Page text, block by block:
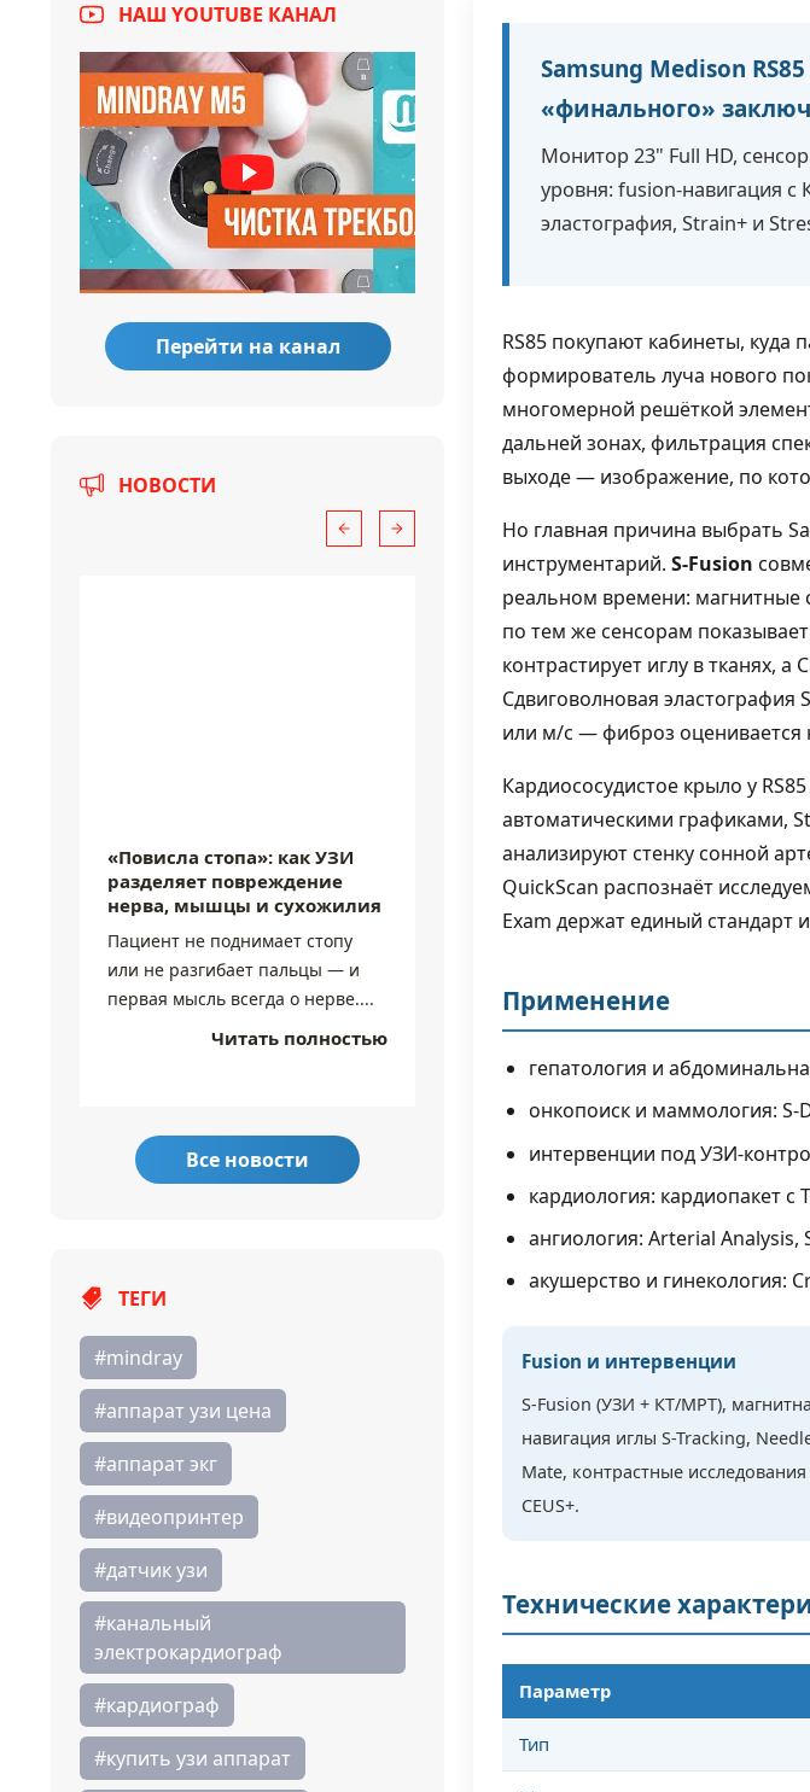
НАШ YOUTUBE КАНАЛ
Перейти на канал
НОВОСТИ
«Повисла стопа»: как УЗИ
разделяет повреждение
нерва, мышцы и сухожилия
Пациент не поднимает стопу
или не разгибает пальцы — и
первая мысль всегда о нерве....
Читать полностью
7 августа 2026
УЗИ нерва в разные сроки
после травмы: как меняется
картина от отёка до рубца
Одна и та же травма нерва в
экране по-разному —
настолько,...
Читать полностью
Все новости
ТЕГИ
#mindray
#аппарат узи цена
#аппарат экг
#видеопринтер
#датчик узи
#канальный
электрокардиограф
#кардиограф
#купить узи аппарат
Samsung Medison
«финального»
Монитор 23" Full HD,
уровня: fusion-навигация с
эластография, Strain+ и
RS85 покупают кабинеты, куда
формирователь луча нового
многомерной решёткой
дальней зонах, фильтрация
выходе — изображение, по
Но главная причина выбрать
инструментарий. S-Fusion
реальном времени: магнитные
по тем же сенсорам
контрастирует иглу в тканях,
Сдвиговолновая эластография
или м/с — фиброз оценивается
Кардиососудистое крыло у
автоматическими графиками,
анализируют стенку сонной
QuickScan распознаёт
Exam держат единый стандарт
Применение
гепатология и
онкопоиск и маммология: S-
интервенции под УЗИ-
кардиология: кардиопакет с
ангиология: Arterial Analysis,
акушерство и гинекология:
Fusion и интервенции
S-Fusion (УЗИ + КТ/МРТ),
навигация иглы S-Tracking,
Mate, контрастные исследования
CEUS+.
Технические
Параметр
Тип